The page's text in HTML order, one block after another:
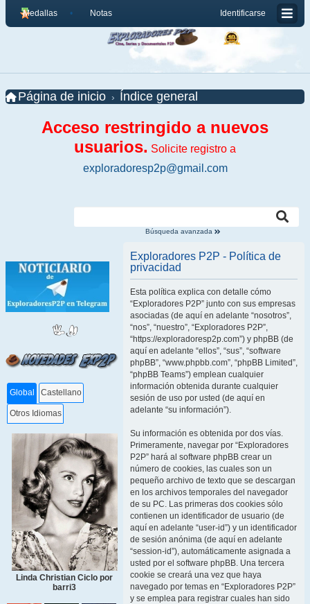
Identificarse
Medallas Notas
Página de inicio Índice general
Acceso restringido a nuevos
usuarios. Solicite registro a
exploradoresp2p@gmail.com
Búsqueda avanzada
Global Castellano
Otros Idiomas
Linda Christian Ciclo por
barri3
Exploradores P2P - Política de
privacidad
Esta política explica con detalle cómo
“Exploradores P2P” junto con sus empresas
asociadas (de aquí en adelante “nosotros”,
“nos”, “nuestro”, “Exploradores P2P”,
“https://exploradoresp2p.com”) y phpBB (de
aquí en adelante “ellos”, “sus”, “software
phpBB”, “www.phpbb.com”, “phpBB Limited”,
“phpBB Teams”) emplean cualquier
información obtenida durante cualquier
sesión de uso por usted (de aquí en
adelante “su información”).
Su información es obtenida por dos vías.
Primeramente, navegar por “Exploradores
P2P” hará al software phpBB crear un
número de cookies, las cuales son un
pequeño archivo de texto que se descargan
en los archivos temporales del navegador
de su PC. Las primeras dos cookies sólo
contienen un identificador de usuario (de
aquí en adelante “user-id”) y un identificador
de sesión anónima (de aquí en adelante
“session-id”), automáticamente asignada a
usted por el software phpBB. Una tercera
cookie se creará una vez que haya
navegado por temas en “Exploradores P2P”
y se emplea para registrar cuales han sido